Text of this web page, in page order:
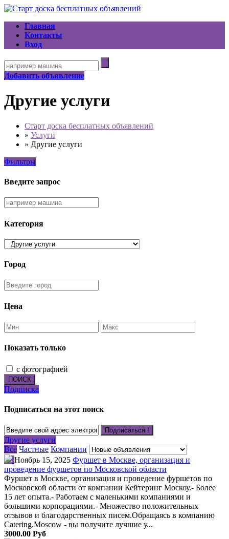
Главная
Контакты
Вход
Добавить объявление
Другие услуги
Старт доска бесплатных объявлений
» Услуги
» Другие услуги
Фильтры
Введите запрос
Категория
Город
Цена
Показать только
с фотографией
ПОИСК
Подписка
Подписаться на этот поиск
Подписаться !
Другие услуги
Все Частные Компании
Ноябрь 15, 2025 Фуршет в Москве, организация и
проведение фуршетов по Московской области
Фуршет в Москве, организация и проведение фуршетов по
Московской области от компании Кейтеринг Москоу.- Более
15 лет опыта.- Работаем с маленькими компаниями и
большими корпорациями.- Множество положительных
отзывов и благодарственных писем.Обращаясь в компанию
Catering.Moscow - вы получите лучшие у...
3000.00 Руб